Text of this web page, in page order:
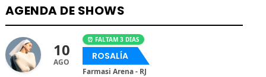
AGENDA DE SHOWS
10
AGO
⏰ FALTAM 3 DIAS
ROSALÍA
Farmasi Arena - RJ